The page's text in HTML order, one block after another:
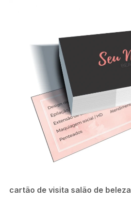
cartão de visita salão de beleza